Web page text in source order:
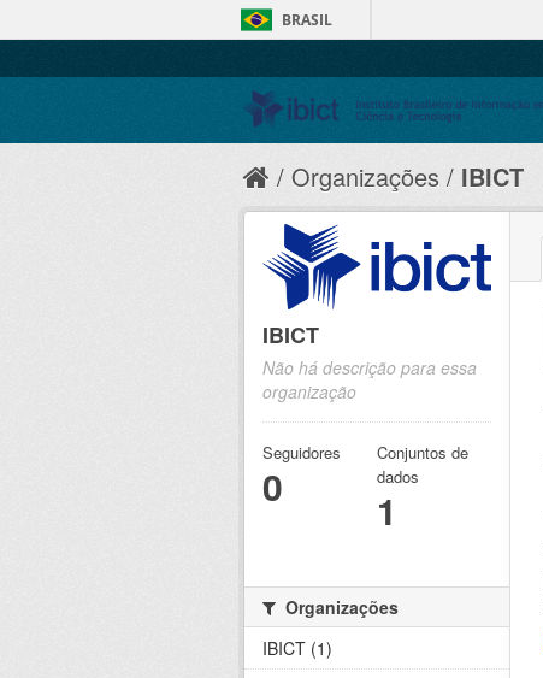
BRASIL
Organizações IBICT
IBICT
Não há descrição para essa
organização
Seguidores
0
Conjuntos de
dados
1
Organizações
IBICT (1)